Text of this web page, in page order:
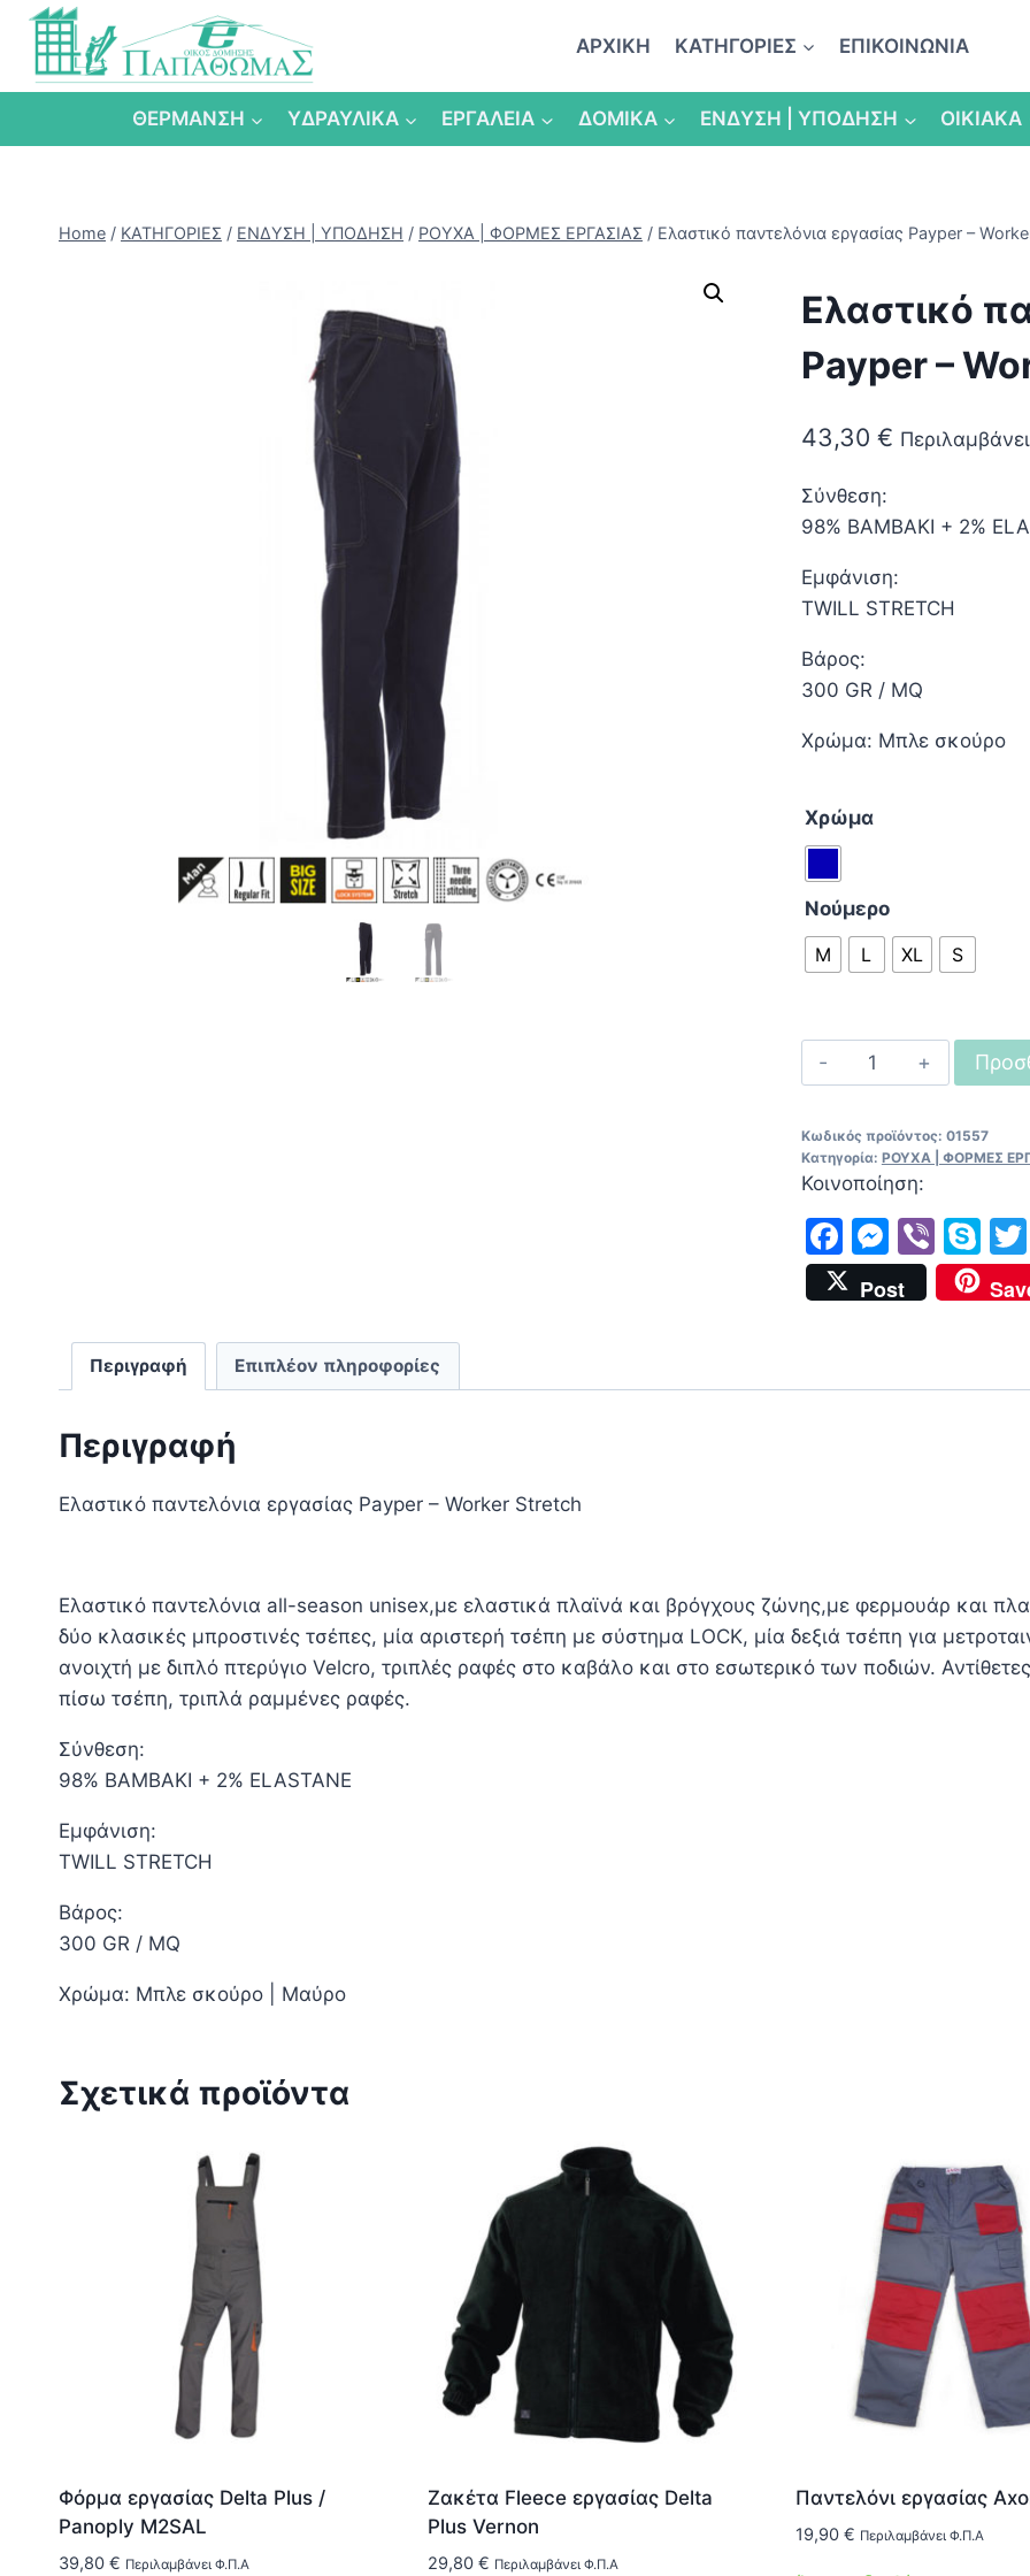
Skip
content
ΑΡΧΙΚΗ ΚΑΤΗΓΟΡΙΕΣ ΕΠΙΚΟΙΝΩΝΙΑ
ΘΕΡΜΑΝΣΗ ΥΔΡΑΥΛΙΚΑ ΕΡΓΑΛΕΙΑ ΔΟΜΙΚΑ ΕΝΔΥΣΗ | ΥΠΟΔΗΣΗ ΟΙΚΙΑΚΑ
Home / ΚΑΤΗΓΟΡΙΕΣ / ΕΝΔΥΣΗ | ΥΠΟΔΗΣΗ / ΡΟΥΧΑ | ΦΟΡΜΕΣ ΕΡΓΑΣΙΑΣ / Ελαστικό παντελόνια εργασίας Payper –
Ελαστικό
Payper –
43,30 €
Σύνθεση:
98% ΒΑΜΒΑΚΙ + 2%
Εμφάνιση:
TWILL STRETCH
Βάρος:
300 GR / MQ
Χρώμα: Μπλε σκούρο
Χρώμα
Νούμερο
M
L XL S
Ελαστικό
παντελόνια
Payper
-
Stretch
ποσότητα
Κωδικός προϊόντος: 01557
Κατηγορία: ΡΟΥΧΑ | ΦΟΡΜΕΣ
Κοινοποίηση:
Facebook
Viber
Post
Περιγραφή Επιπλέον πληροφορίες
Περιγραφή
Ελαστικό παντελόνια εργασίας Payper – Worker Stretch
Ελαστικό παντελόνια all-season unisex,με ελαστικά πλαϊνά και βρόγχους ζώνης,με φερμουάρ και
δύο κλασικές μπροστινές τσέπες, μία αριστερή τσέπη με σύστημα LOCK, μία δεξιά τσέπη για
ανοιχτή με διπλό πτερύγιο Velcro, τριπλές ραφές στο καβάλο και στο εσωτερικό των ποδιών.
πίσω τσέπη, τριπλά ραμμένες ραφές.
Σύνθεση:
98% ΒΑΜΒΑΚΙ + 2% ELASTANE
Εμφάνιση:
TWILL STRETCH
Βάρος:
300 GR / MQ
Χρώμα: Μπλε σκούρο | Μαύρο
Σχετικά προϊόντα
Φόρμα εργασίας Delta Plus /
Panoply M2SAL
39,80 € Περιλαμβάνει Φ.Π.Α
Ζακέτα Fleece εργασίας Delta
Plus Vernon
29,80 € Περιλαμβάνει Φ.Π.Α
Παντελόνι εργασίας
19,90 € Περιλαμβάνει Φ.Π.Α